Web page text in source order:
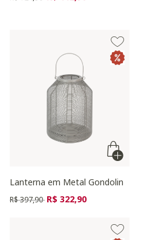
Lanterna em Metal Gondolin
Preço reduzido de
R$ 397,90 para
R$ 322,90